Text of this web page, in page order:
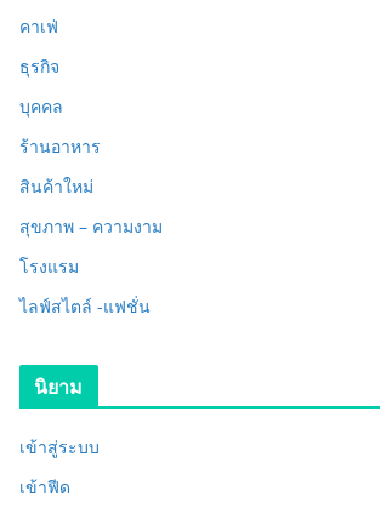
คาเฟ่
ธุรกิจ
บุคคล
ร้านอาหาร
สินค้าใหม่
สุขภาพ – ความงาม
โรงแรม
ไลฟ์สไตล์ -แฟชั่น
นิยาม
เข้าสู่ระบบ
เข้าฟีด